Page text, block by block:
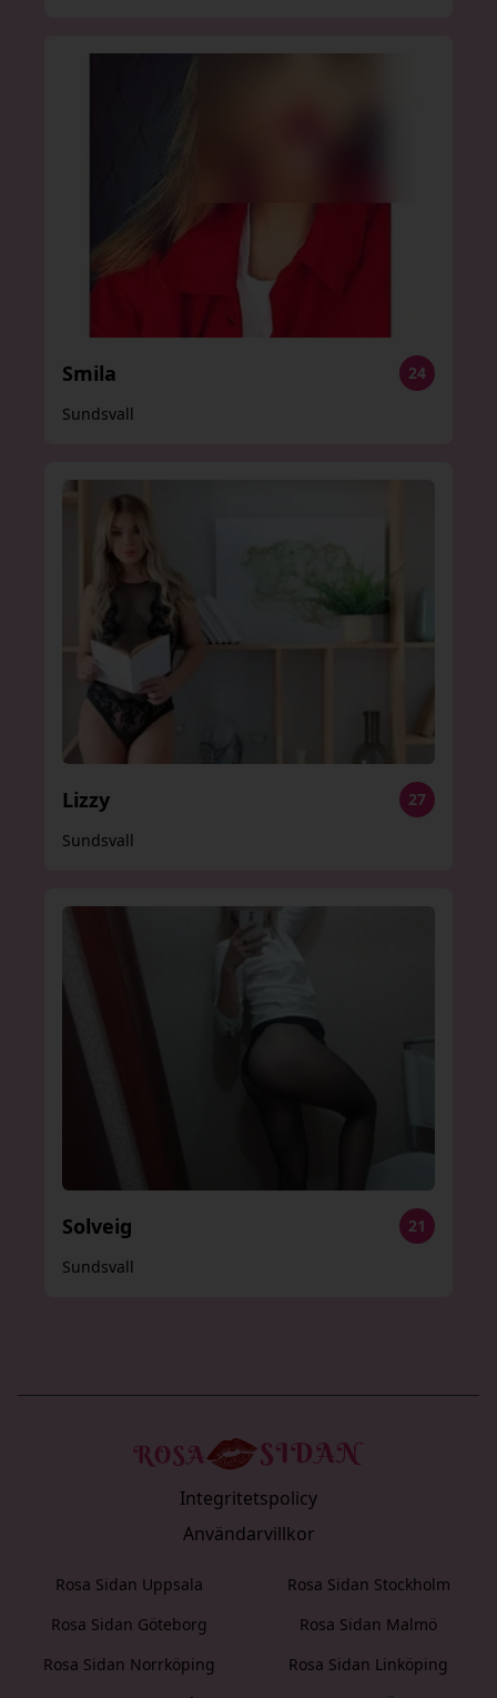
Smila
24
Sundsvall
Lizzy
27
Sundsvall
Solveig
21
Sundsvall
Integritetspolicy
Användarvillkor
Rosa Sidan Uppsala
Rosa Sidan Stockholm
Rosa Sidan Göteborg
Rosa Sidan Malmö
Rosa Sidan Norrköping
Rosa Sidan Linköping